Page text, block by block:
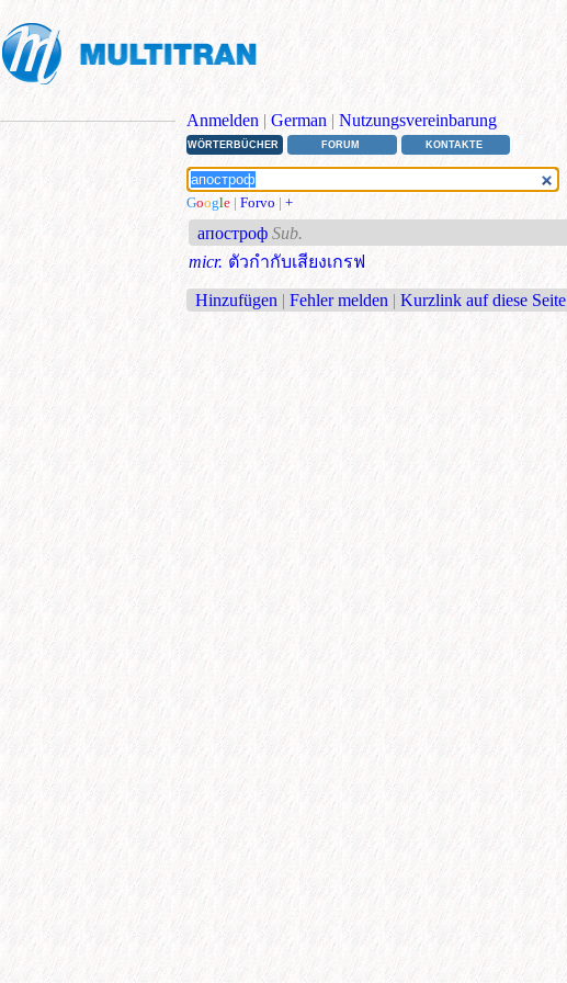
Anmelden | German | Nutzungsvereinbarung
WÖRTERBÜCHER FORUM KONTAKTE
Google | Forvo | +
апостроф Sub.
micr. ตัวกำกับเสียงเกรฟ
Hinzufügen | Fehler melden | Kurzlink auf diese Seite